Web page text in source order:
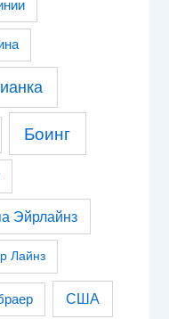
Боинг
Эйрлайнз
Лайнз
США